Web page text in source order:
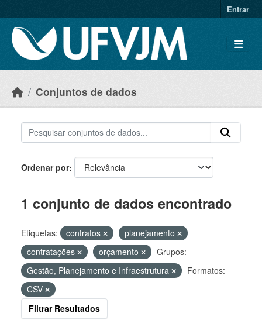
Entrar
Conjuntos de dados
Ordenar por
1 conjunto de dados encontrado
Etiquetas: contratos
planejamento
contratações
orçamento
Grupos:
Gestão, Planejamento e Infraestrutura
Formatos:
CSV
Filtrar Resultados